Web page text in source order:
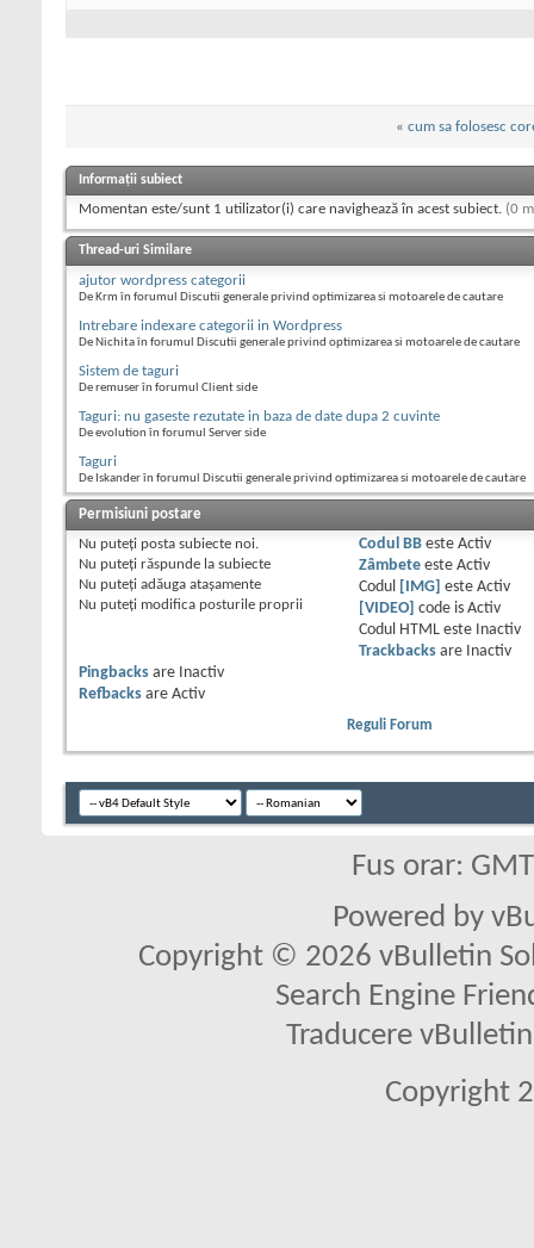
« cum sa folosesc
Informații subiect
Momentan este/sunt 1 utilizator(i) care navighează în acest subiect. (0
Thread-uri Similare
ajutor wordpress categorii
De Krm în forumul Discutii generale privind optimizarea si motoarele de cautare
Intrebare indexare categorii in Wordpress
De Nichita în forumul Discutii generale privind optimizarea si motoarele de cautare
Sistem de taguri
De remuser în forumul Client side
Taguri: nu gaseste rezutate in baza de date dupa 2 cuvinte
De evolution în forumul Server side
Taguri
De Iskander în forumul Discutii generale privind optimizarea si motoarele de cautare
Permisiuni postare
Nu puteţi posta subiecte noi.
Nu puteţi răspunde la subiecte
Nu puteţi adăuga ataşamente
Nu puteţi modifica posturile proprii
Codul BBeste Activ
Zâmbeteeste Activ
Codul
[IMG] este Activ
[VIDEO]
code is Activ
Codul HTML este
Inactiv
Trackbacksare
Inactiv
Pingbacks are
Inactiv
Refbacks are Activ
Reguli Forum
Fus orar:
Powered by
Copyright © 2026 vBulletin
Search Engine
Traducere
Copyright